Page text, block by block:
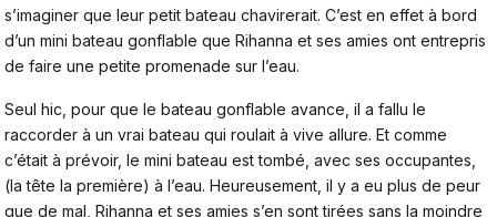
s’imaginer que leur petit bateau chavirerait. C’est en effet à bord
d’un mini bateau gonflable que Rihanna et ses amies ont entrepris
de faire une petite promenade sur l’eau.
Seul hic, pour que le bateau gonflable avance, il a fallu le
raccorder à un vrai bateau qui roulait à vive allure. Et comme
c’était à prévoir, le mini bateau est tombé, avec ses occupantes,
(la tête la première) à l’eau. Heureusement, il y a eu plus de peur
que de mal, Rihanna et ses amies s’en sont tirées sans la moindre